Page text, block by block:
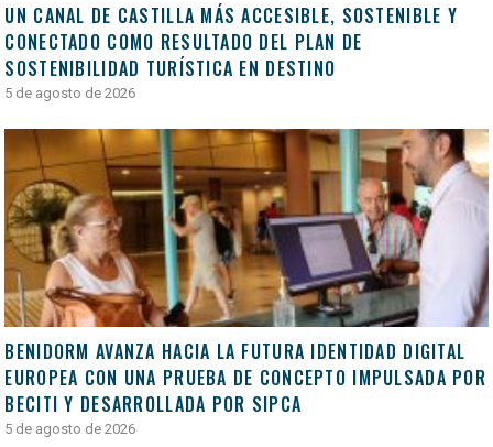
UN CANAL DE CASTILLA MÁS ACCESIBLE, SOSTENIBLE Y
CONECTADO COMO RESULTADO DEL PLAN DE
SOSTENIBILIDAD TURÍSTICA EN DESTINO
5 de agosto de 2026
BENIDORM AVANZA HACIA LA FUTURA IDENTIDAD DIGITAL
EUROPEA CON UNA PRUEBA DE CONCEPTO IMPULSADA POR
BECITI Y DESARROLLADA POR SIPCA
5 de agosto de 2026